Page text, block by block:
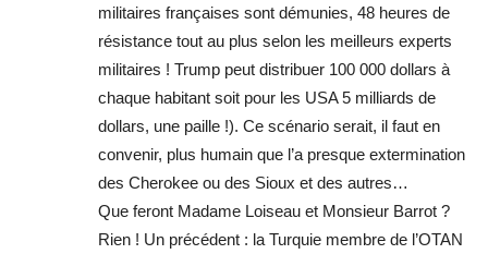
militaires françaises sont démunies, 48 heures de
résistance tout au plus selon les meilleurs experts
militaires ! Trump peut distribuer 100 000 dollars à
chaque habitant soit pour les USA 5 milliards de
dollars, une paille !). Ce scénario serait, il faut en
convenir, plus humain que l’a presque extermination
des Cherokee ou des Sioux et des autres…
Que feront Madame Loiseau et Monsieur Barrot ?
Rien ! Un précédent : la Turquie membre de l’OTAN